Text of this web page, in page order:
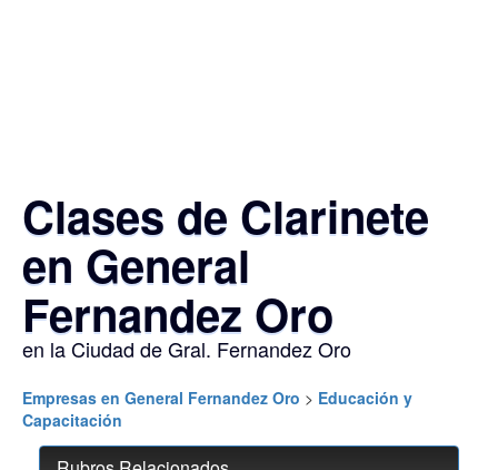
Clases de Clarinete
en General
Fernandez Oro
en la Ciudad de Gral. Fernandez Oro
Empresas en General Fernandez Oro > Educación y
Capacitación